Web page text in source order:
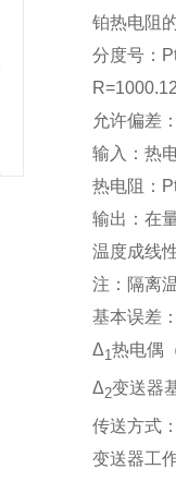
铂热电阻
分度号：
允许偏差
输入：热
热电阻：
输出：在
温度成线
注：隔离
基本误差
Δ1热电偶
Δ2变送器
传送方式
变送器工